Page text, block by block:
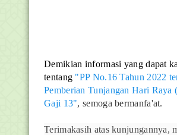
Demikian informasi yang dapat
tentang "PP No.16 Tahun 2022
Pemberian Tunjangan Hari Raya
Gaji 13", semoga bermanfa'at.
Terimakasih atas kunjungannya,